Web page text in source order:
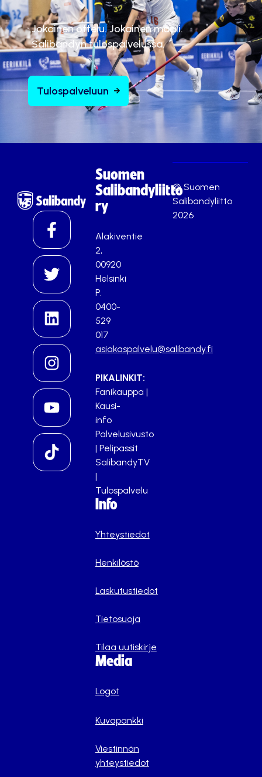
Jokainen ottelu. Jokainen maali.
Salibandyn tulospalvelussa.
Tulospalveluun
Suomen
Salibandyliitto
ry
Alakiventie
2,
00920
Helsinki
P.
0400-
529
017
asiakaspalvelu@salibandy.fi
PIKALINKIT:
Fanikauppa |
Kausi-
info
Palvelusivusto
| Pelipassit
SalibandyTV
|
Tulospalvelu
Info
Yhteystiedot
Henkilöstö
Laskutustiedot
Tietosuoja
Tilaa uutiskirje
Media
Logot
Kuvapankki
Viestinnän
yhteystiedot
© Suomen
Salibandyliitto
2026